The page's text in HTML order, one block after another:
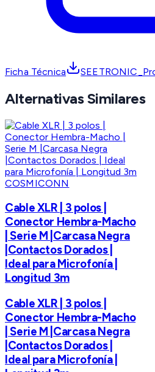
Ficha Técnica
Alternativas Similares
COSMICONN
Cable XLR | 3 polos |
Conector Hembra-Macho
| Serie M |Carcasa Negra
|Contactos Dorados |
Ideal para Microfonía |
Longitud 3m
Cable XLR | 3 polos |
Conector Hembra-Macho
| Serie M |Carcasa Negra
|Contactos Dorados |
Ideal para Microfonía |